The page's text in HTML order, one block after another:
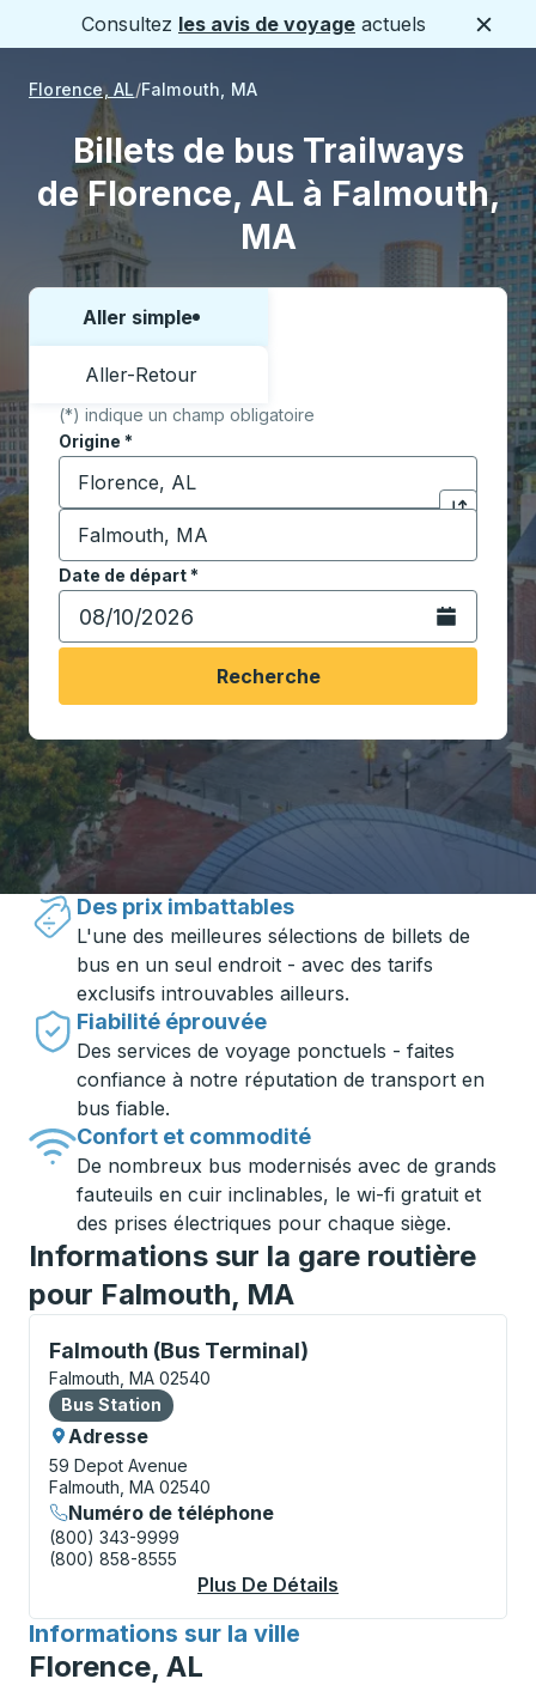
Consultez les avis de voyage actuels
Florence, AL Falmouth, MA
Billets de bus Trailways
de Florence, AL à Falmouth,
MA
Choisissez un sens ou un aller-retour:
Aller simple
Aller-Retour
(*) indique un champ obligatoire
Origine *
Commencez à saisir la ville d'origine pour ouvrir
Cliquez
Destination
Commencez à saisir la ville de destination pour
Date de départ*
Tapez la date au format date Barre oblique du mois à
Ouvrez le
Recherche
Voyager en toute simplicité avec
Trailways
Des prix imbattables
L'une des meilleures sélections de billets de
bus en un seul endroit - avec des tarifs
exclusifs introuvables ailleurs.
Fiabilité éprouvée
Des services de voyage ponctuels - faites
confiance à notre réputation de transport en
bus fiable.
Confort et commodité
De nombreux bus modernisés avec de grands
fauteuils en cuir inclinables, le wi-fi gratuit et
des prises électriques pour chaque siège.
Informations sur la gare routière
pour Falmouth, MA
Falmouth (Bus Terminal)
Bus Station, utilisez les touches fléchées ou la
Falmouth, MA 02540
Bus Station
Bus Station
Adresse
59 Depot Avenue
Falmouth, MA 02540
Numéro de téléphone
(800) 343-9999
(800) 858-8555
Plus De Détails
Informations sur la ville
pour
Florence, AL